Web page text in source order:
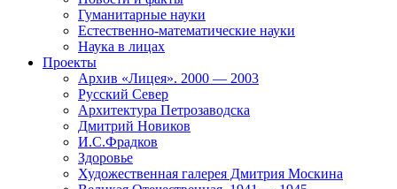
Гуманитарные науки
Естественно-математические науки
Наука в лицах
Проекты
Архив «Лицея». 2000 — 2003
Русский Север
Архитектура Петрозаводска
Дмитрий Новиков
И.С.Фрадков
Здоровье
Художественная галерея Дмитрия Москина